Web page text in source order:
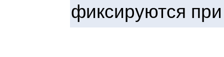
фиксируются